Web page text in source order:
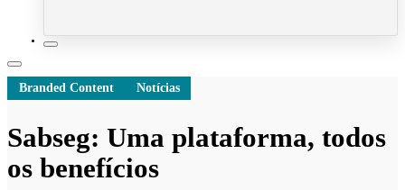
Branded Content Notícias
Sabseg: Uma plataforma, todos
os benefícios